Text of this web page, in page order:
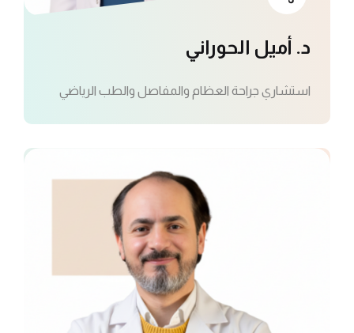
د. أميل الحوراني
استشاري جراحة العظام والمفاصل والطب الرياضي